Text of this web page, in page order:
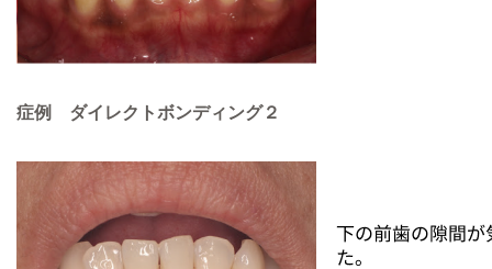
症例 ダイレクトボンディング２